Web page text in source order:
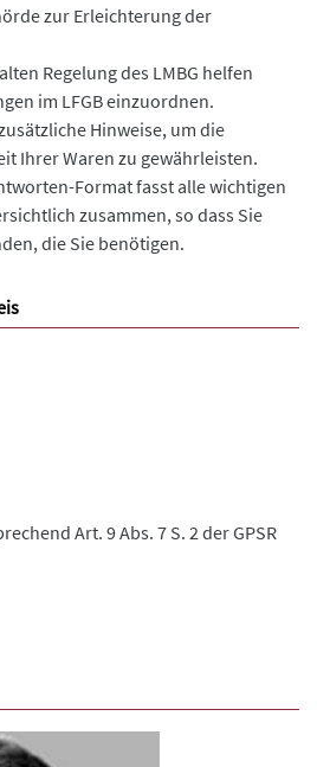
zur Erleichterung der
Regelung des LMBG helfen
im LFGB einzuordnen.
Hinweise, um die
Ihrer Waren zu gewährleisten.
Format fasst alle wichtigen
zusammen, so dass Sie
die Sie benötigen.
Art. 9 Abs. 7 S. 2 der GPSR